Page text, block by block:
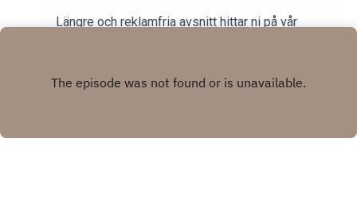
Längre och reklamfria avsnitt hittar ni på vår